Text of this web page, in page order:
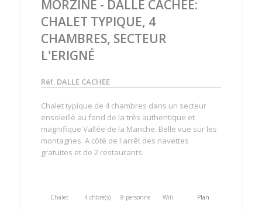
MORZINE - DALLE CACHÉE:
CHALET TYPIQUE, 4
CHAMBRES, SECTEUR
L'ERIGNÉ
Réf. DALLE CACHEE
Chalet typique de 4 chambres dans un secteur
ensoleillé au fond de la très authentique et
magnifique Vallée de la Manche. Belle vue sur les
montagnes. A côté de l'arrêt des navettes
gratuites et de 2 restaurants.
Chalet 4 chbre(s) 8 personne(s) Wifi Plan